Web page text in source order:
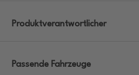
Produktverantwortlicher
Passende Fahrzeuge